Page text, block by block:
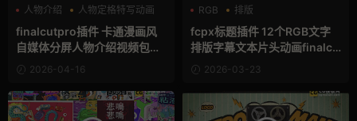
人物介绍
人物定格特写动画
finalcutpro插件 卡通漫画风
自媒体分屏人物介绍视频包装f
cpx插件
2026-04-16
RGB
排版
支持Intel+M芯片
fcpx标题插件 12个RGB文字
排版字幕文本片头动画finalcu
tpro插件
2026-03-23